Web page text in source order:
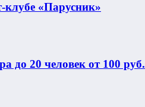
«Парусник»
до 20 человек от 100 руб.